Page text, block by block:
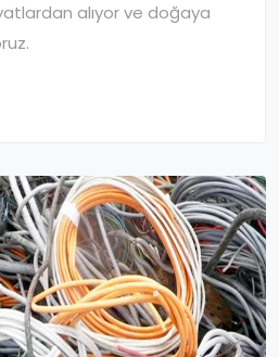
alıyor ve doğaya